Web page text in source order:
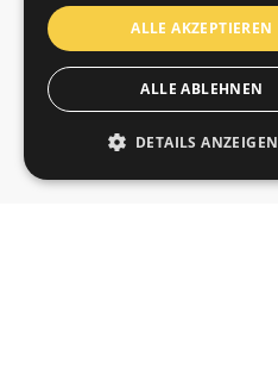
ALLE AKZEPTIEREN
ALLE ABLEHNEN
DETAILS ANZEIGEN